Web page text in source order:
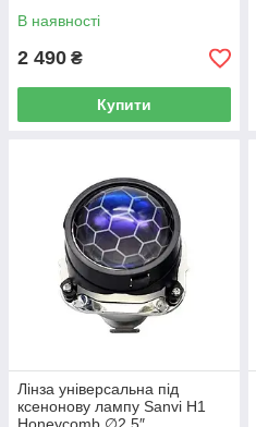
Classic
В наявності
2 490 ₴
Купити
Лінза універсальна під
ксенонову лампу Sanvi H1